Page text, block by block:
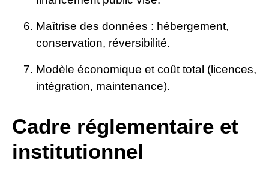
Maîtrise des données : hébergement,
conservation, réversibilité.
Modèle économique et coût total (licences,
intégration, maintenance).
Cadre réglementaire et
institutionnel